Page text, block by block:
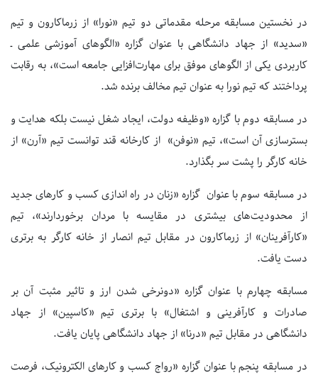
در نخستین مسابقه مرحله مقدماتی دو تیم «نورا» از زرماکارون و تیم
«سدید» از جهاد دانشگاهی با عنوان گزاره «الگوهای آموزشی علمی ـ
کاربردی یکی از الگوهای موفق برای مهارت‌افزایی جامعه است»، به رقابت
پرداختند که تیم نورا به عنوان تیم مخالف برنده شد.
در مسابقه دوم با گزاره «وظیفه دولت، ایجاد شغل نیست بلکه هدایت و
بسترسازی آن است»، تیم «نوفن» از کارخانه قند توانست تیم «آرن» از
خانه کارگر را پشت سر بگذارد.
در مسابقه سوم با عنوان گزاره «زنان در راه اندازی کسب و کارهای جدید
از محدودیت‌های بیشتری در مقایسه با مردان برخوردارند»، تیم
«کارآفرینان» از زرماکارون در مقابل تیم انصار از خانه کارگر به برتری
دست یافت.
مسابقه چهارم با عنوان گزاره «دونرخی شدن ارز و تاثیر مثبت آن بر
صادرات و کارآفرینی و اشتغال» با برتری تیم «کاسپین» از جهاد
دانشگاهی در مقابل تیم «درنا» از جهاد دانشگاهی پایان یافت.
در مسابقه پنجم با عنوان گزاره «رواج کسب و کارهای الکترونیک، فرصت